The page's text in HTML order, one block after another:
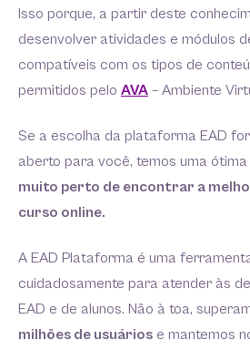
Isso porque, a partir deste
desenvolver atividades e módulos
compatíveis com os tipos de
permitidos pelo AVA – Ambiente
Se a escolha da plataforma EAD
aberto para você, temos uma ótima
muito perto de encontrar a
curso online.
A EAD Plataforma é uma
cuidadosamente para atender às
EAD e de alunos. Não à toa,
milhões de usuários e mantemos